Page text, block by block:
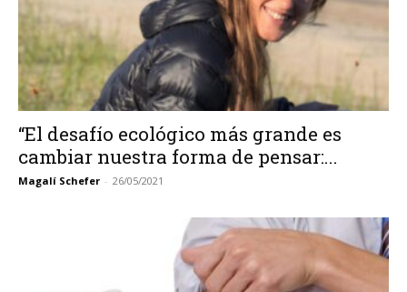
“El desafío ecológico más grande es
cambiar nuestra forma de pensar:...
Magalí Schefer - 26/05/2021